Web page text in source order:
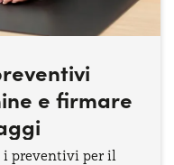
e firmare
i preventivi per il